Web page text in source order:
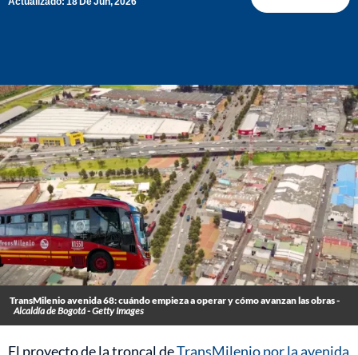
TransMilenio avenida 68: cuándo empieza a operar y cómo avanzan las obras -
Alcaldía de Bogotá - Getty Images
El proyecto de la troncal deTransMilenio por la avenida